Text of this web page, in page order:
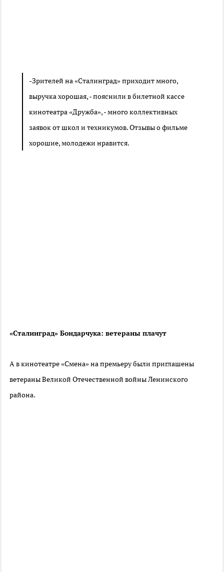
-Зрителей на «Сталинград» приходит много,
выручка хорошая, - пояснили в билетной кассе
кинотеатра «Дружба», - много коллективных
заявок от школ и техникумов. Отзывы о фильме
хорошие, молодежи нравится.
«Сталинград» Бондарчука: ветераны плачут
А в кинотеатре «Смена» на премьеру были приглашены
ветераны Великой Отечественной войны Ленинского
района.